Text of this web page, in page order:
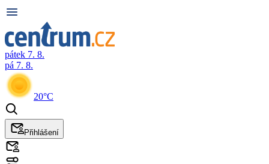
pátek 7. 8.
pá 7. 8.
20°C
Přihlášení